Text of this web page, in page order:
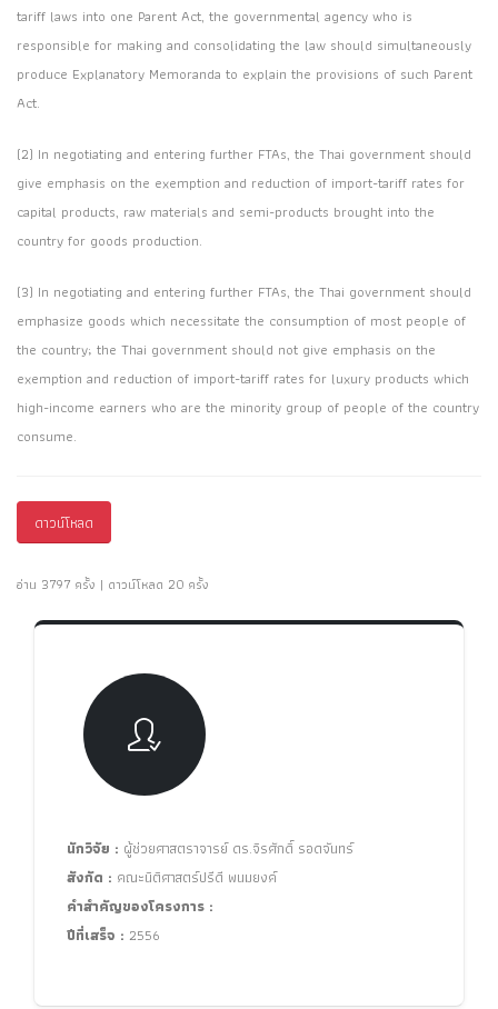
tariff laws into one Parent Act, the governmental agency who is
responsible for making and consolidating the law should simultaneously
produce Explanatory Memoranda to explain the provisions of such Parent
Act.
(2) In negotiating and entering further FTAs, the Thai government should
give emphasis on the exemption and reduction of import-tariff rates for
capital products, raw materials and semi-products brought into the
country for goods production.
(3) In negotiating and entering further FTAs, the Thai government should
emphasize goods which necessitate the consumption of most people of
the country; the Thai government should not give emphasis on the
exemption and reduction of import-tariff rates for luxury products which
high-income earners who are the minority group of people of the country
consume.
ดาวน์โหลด
อ่าน 3797 ครั้ง | ดาวน์โหลด 20 ครั้ง
นักวิจัย : ผู้ช่วยศาสตราจารย์ ดร.จิรศักดิ์ รอดจันทร์
สังกัด : คณะนิติศาสตร์ปรีดี พนมยงค์
คำสำคัญของโครงการ :
ปีที่เสร็จ : 2556